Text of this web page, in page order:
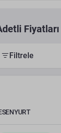
Fiyatları
Filtrele